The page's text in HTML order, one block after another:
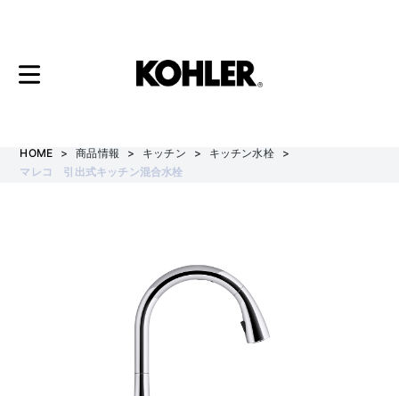
コ
HOME 商品情報 キッチン
キッチン水栓
マレコ 引出式キッチン混合水栓